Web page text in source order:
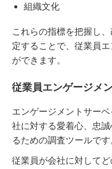
組織文化
これらの指標を把握し
定することで、従業員
ができます。
従業員エンゲージメ
エンゲージメントサー
社に対する愛着心、忠
るための調査ツールです
従業員が会社に対して